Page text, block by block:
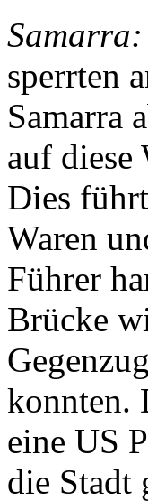
Samarra:
sperrten
Samarra
auf diese
Dies
Waren
Führer
Brücke
konnten.
eine US
die Stadt